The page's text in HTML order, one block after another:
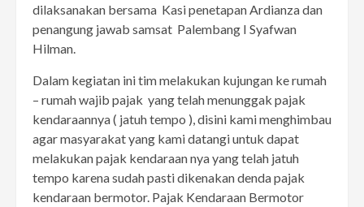
dilaksanakan bersama Kasi penetapan Ardianza dan
penangung jawab samsat Palembang I Syafwan
Hilman.
Dalam kegiatan ini tim melakukan kujungan ke rumah
– rumah wajib pajak yang telah menunggak pajak
kendaraannya ( jatuh tempo ), disini kami menghimbau
agar masyarakat yang kami datangi untuk dapat
melakukan pajak kendaraan nya yang telah jatuh
tempo karena sudah pasti dikenakan denda pajak
kendaraan bermotor. Pajak Kendaraan Bermotor